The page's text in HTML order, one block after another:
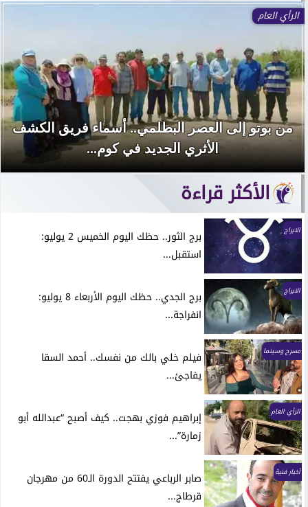
الرأي العام
من بوتو إلى العصر البطلمي.. أسماء فريق الكشف
الأثري الجديد في كوم...
الأكثر قراءة
الابراج
برج الثور.. حظك اليوم الخميس 2 يوليو:
استقبل...
الابراج
برج الجدي.. حظك اليوم الأربعاء 8 يوليو:
انفراجة...
مسرح وسينما
فيلم خلي بالك من نفسك.. أحمد السقا
يفاجئ...
الرأي العام
إبراهيم فوزي بهجت.. كيف أصبح “عبدالله أبو
زمارة”...
أخبار فنية
صابر الرباعي يفتتح الدورة الـ60 من مهرجان
قرطاج...